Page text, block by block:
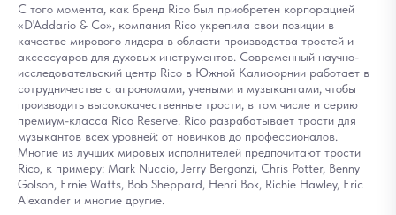
С того момента, как бренд Rico был приобретен корпорацией
«D'Addario & Co», компания Rico укрепила свои позиции в
качестве мирового лидера в области производства тростей и
аксессуаров для духовых инструментов. Современный научно-
исследовательский центр Rico в Южной Калифорнии работает в
сотрудничестве с агрономами, учеными и музыкантами, чтобы
производить высококачественные трости, в том числе и серию
премиум-класса Rico Reserve. Rico разрабатывает трости для
музыкантов всех уровней: от новичков до профессионалов.
Многие из лучших мировых исполнителей предпочитают трости
Rico, к примеру: Mark Nuccio, Jerry Bergonzi, Chris Potter, Benny
Golson, Ernie Watts, Bob Sheppard, Henri Bok, Richie Hawley, Eric
Alexander и многие другие.